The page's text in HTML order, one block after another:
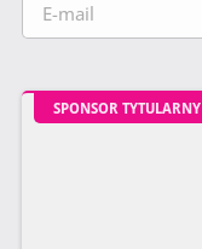
SPONSOR TYTULARNY